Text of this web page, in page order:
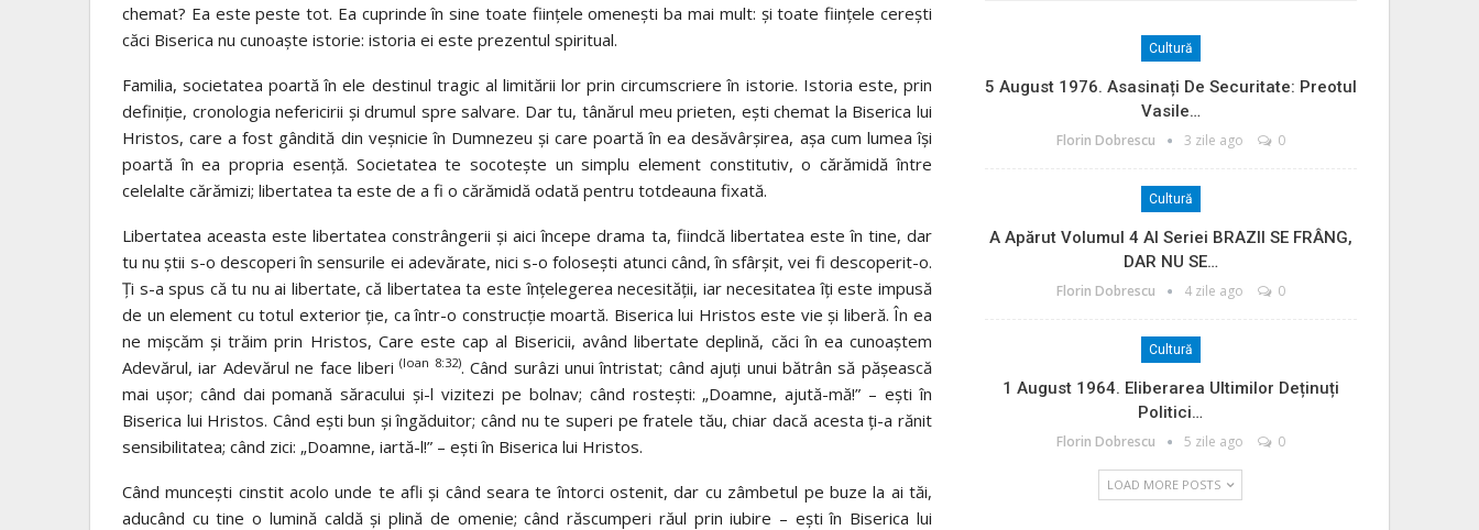
chemat? Ea este peste tot. Ea cuprinde în sine toate fiinţele omeneşti ba mai mult: şi toate fiinţele cereşti
căci Biserica nu cunoaşte istorie: istoria ei este prezentul spiritual.
Familia, societatea poartă în ele destinul tragic al limitării lor prin circumscriere în istorie. Istoria este, prin
definiţie, cronologia nefericirii şi drumul spre salvare. Dar tu, tânărul meu prieten, eşti chemat la Biserica lui
Hristos, care a fost gândită din veşnicie în Dumnezeu şi care poartă în ea desăvârşirea, aşa cum lumea îşi
poartă în ea propria esenţă. Societatea te socoteşte un simplu element constitutiv, o cărămidă între
celelalte cărămizi; libertatea ta este de a fi o cărămidă odată pentru totdeauna fixată.
Libertatea aceasta este libertatea constrângerii şi aici începe drama ta, fiindcă libertatea este în tine, dar
tu nu ştii s-o descoperi în sensurile ei adevărate, nici s-o foloseşti atunci când, în sfârşit, vei fi descoperit-o.
Ţi s-a spus că tu nu ai libertate, că libertatea ta este înţelegerea necesităţii, iar necesitatea îţi este impusă
de un element cu totul exterior ţie, ca într-o construcţie moartă. Biserica lui Hristos este vie şi liberă. În ea
ne mişcăm şi trăim prin Hristos, Care este cap al Bisericii, având libertate deplină, căci în ea cunoaştem
Adevărul, iar Adevărul ne face liberi(Ioan 8:32). Când surâzi unui întristat; când ajuţi unui bătrân să păşească
mai uşor; când dai pomană săracului şi-l vizitezi pe bolnav; când rosteşti: „Doamne, ajută-mă!” – eşti în
Biserica lui Hristos. Când eşti bun şi îngăduitor; când nu te superi pe fratele tău, chiar dacă acesta ţi-a rănit
sensibilitatea; când zici: „Doamne, iartă-l!” – eşti în Biserica lui Hristos.
Când munceşti cinstit acolo unde te afli şi când seara te întorci ostenit, dar cu zâmbetul pe buze la ai tăi,
aducând cu tine o lumină caldă şi plină de omenie; când răscumperi răul prin iubire – eşti în Biserica lui
Cultură
5 August 1976. Asasinați De Securitate: Preotul
Vasile…
Florin Dobrescu 3 zile ago 0
Cultură
A Apărut Volumul 4 Al Seriei BRAZII SE FRÂNG,
DAR NU SE…
Florin Dobrescu 4 zile ago 0
Cultură
1 August 1964. Eliberarea Ultimilor Deținuți
Politici…
Florin Dobrescu 5 zile ago 0
LOAD MORE POSTS